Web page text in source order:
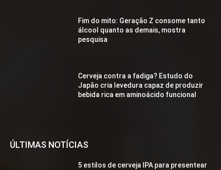
Fim do mito: Geração Z consome tanto
álcool quanto as demais, mostra
pesquisa
Cerveja contra a fadiga? Estudo do
Japão cria levedura capaz de produzir
bebida rica em aminoácido funcional
ÚLTIMAS NOTÍCIAS
5 estilos de cerveja IPA para presentear